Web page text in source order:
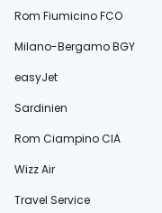
Rom Fiumicino FCO
Milano-Bergamo BGY
easyJet
Sardinien
Rom Ciampino CIA
Wizz Air
Travel Service